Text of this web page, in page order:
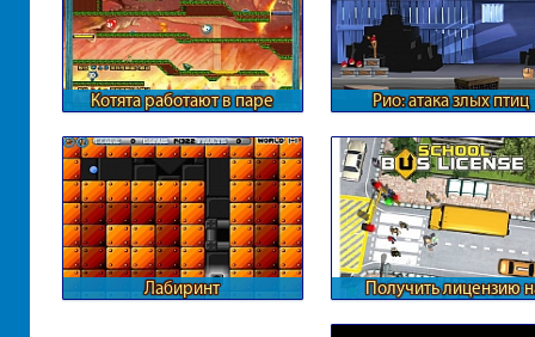
Котята работают в паре Рио: атака злых птиц
Лабиринт
Получить лицензию